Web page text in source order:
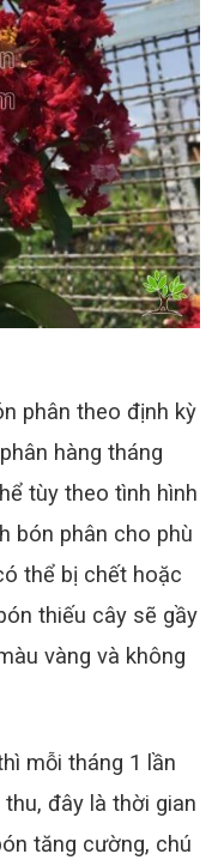
phân theo định kỳ
hàng tháng
tùy theo tình hình
bón phân cho phù
thể bị chết hoặc
thiếu cây sẽ gầy
vàng và không
mỗi tháng 1 lần
đây là thời gian
tăng cường, chú